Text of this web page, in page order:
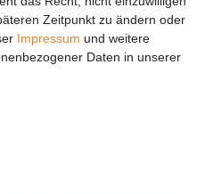
Zeitpunkt zu ändern oder
Impressum und weitere
Daten in unserer